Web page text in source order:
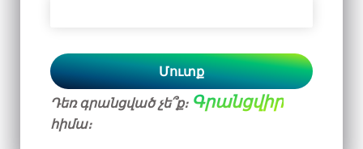
Մուտք
Դեռ գրանցված չե՞ք։ Գրանցվիր
հիմա։